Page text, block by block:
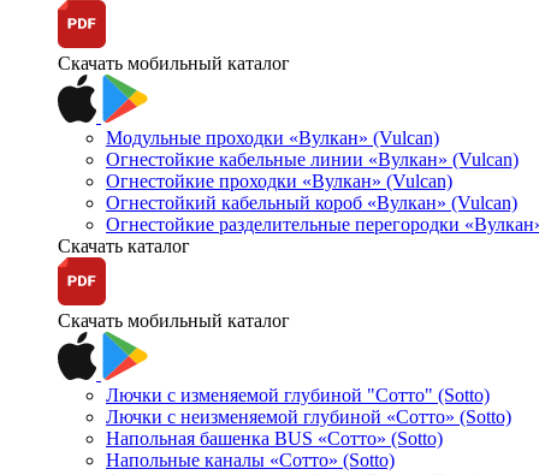
Скачать мобильный каталог
Модульные проходки «Вулкан» (Vulcan)
Огнестойкие кабельные линии «Вулкан» (Vulcan)
Огнестойкие проходки «Вулкан» (Vulcan)
Огнестойкий кабельный короб «Вулкан» (Vulcan)
Огнестойкие разделительные перегородки
Скачать каталог
Скачать мобильный каталог
Лючки с изменяемой глубиной "Сотто" (Sotto)
Лючки с неизменяемой глубиной «Сотто» (Sotto)
Напольная башенка BUS «Сотто» (Sotto)
Напольные каналы «Сотто» (Sotto)